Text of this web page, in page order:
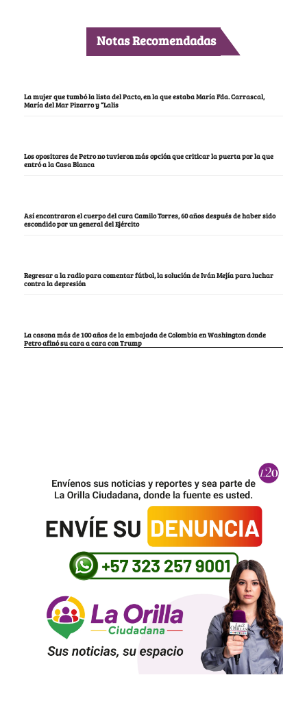
Notas Recomendadas
La mujer que tumbó la lista del Pacto, en la que estaba María Fda. Carrascal,
María del Mar Pizarro y “Lalis
Los opositores de Petro no tuvieron más opción que criticar la puerta por la que
entró a la Casa Blanca
Así encontraron el cuerpo del cura Camilo Torres, 60 años después de haber sido
escondido por un general del Ejército
Regresar a la radio para comentar fútbol, la solución de Iván Mejía para luchar
contra la depresión
La casona más de 100 años de la embajada de Colombia en Washington donde
Petro afinó su cara a cara con Trump